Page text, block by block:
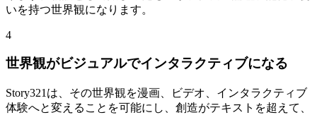
いを持つ世界観になります。
4
世界観がビジュアルでインタラクティブになる
Story321は、その世界観を漫画、ビデオ、インタラクティブ
体験へと変えることを可能にし、創造がテキストを超えて、